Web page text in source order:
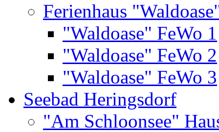
Ferienhaus
"Waldoase" FeWo 1
"Waldoase" FeWo 2
"Waldoase" FeWo 3
Seebad Heringsdorf
"Am Schloonsee"